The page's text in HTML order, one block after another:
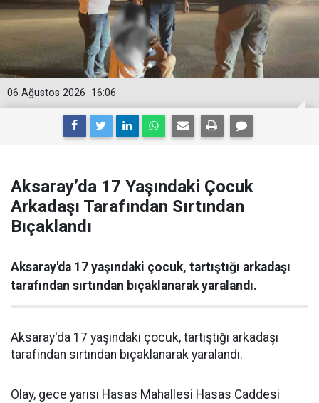
16:06
06 Ağustos 2026
Aksaray’da 17 Yaşındaki Çocuk
Arkadaşı Tarafından Sırtından
Bıçaklandı
Aksaray'da 17 yaşındaki çocuk, tartıştığı arkadaşı
tarafından sırtından bıçaklanarak yaralandı.
Aksaray'da 17 yaşındaki çocuk, tartıştığı arkadaşı
tarafından sırtından bıçaklanarak yaralandı.
Olay, gece yarısı Hasas Mahallesi Hasas Caddesi